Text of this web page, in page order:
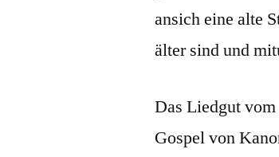
ansich eine alte
älter sind und
Das Liedgut
Gospel von